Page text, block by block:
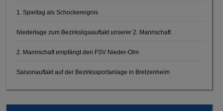
1. Spieltag als Schockereignis
Niederlage zum Bezirksligaauftakt unserer 2. Mannschaft
2. Mannschaft empfängt den FSV Nieder-Olm
Saisonauftakt auf der Bezirkssportanlage in Bretzenheim